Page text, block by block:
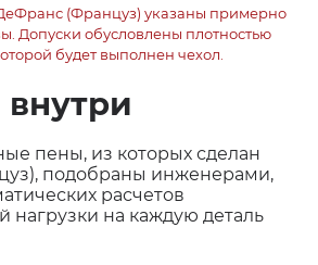
(Француз) указаны примерно
Допуски обусловлены плотностью
будет выполнен чехол.
пены, из которых сделан
подобраны инженерами,
расчетов
нагрузки на каждую деталь